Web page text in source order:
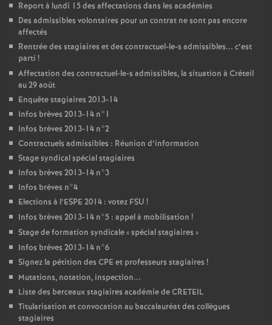
Report à lundi 15 des affectations dans les académies
Des admissibles volontaires pour un contrat ne sont pas encore
affectés
Rentrée des stagiaires et des contractuel-le-s admissibles... c’est
parti !
Affectation des contractuel-le-s admissibles, la situation à Créteil
au 29 août
Enquête stagiaires 2013-14
Infos brèves 2013-14 n°1
Infos brèves 2013-14 n°2
Contractuels admissibles : Réunion d’information
Stage syndical spécial stagiaires
Infos brèves 2013-14 n°3
Infos brèves n°4
Elections à l’ESPE 2014 : votez FSU !
Infos brèves 2013-14 n°5 : appel à mobilisation !
Stage de formation syndicale «spécial stagiaires »
Infos brèves 2013-14 n°6
Signez la pétition des CPE et professeurs stagiaires !
Mutations, notation, inspection...
Liste des berceaux stagiaires académie deCRETEIL
Titularisation et convocation au baccalauréat des collègues
stagiaires